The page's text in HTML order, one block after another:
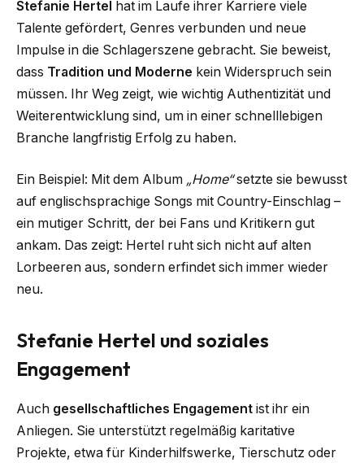
Stefanie Hertel hat im Laufe ihrer Karriere viele
Talente gefördert, Genres verbunden und neue
Impulse in die Schlagerszene gebracht. Sie beweist,
dass Tradition und Moderne kein Widerspruch sein
müssen. Ihr Weg zeigt, wie wichtig Authentizität und
Weiterentwicklung sind, um in einer schnelllebigen
Branche langfristig Erfolg zu haben.
Ein Beispiel: Mit dem Album „Home“setzte sie bewusst
auf englischsprachige Songs mit Country-Einschlag –
ein mutiger Schritt, der bei Fans und Kritikern gut
ankam. Das zeigt: Hertel ruht sich nicht auf alten
Lorbeeren aus, sondern erfindet sich immer wieder
neu.
Stefanie Hertel und soziales
Engagement
Auch gesellschaftliches Engagement ist ihr ein
Anliegen. Sie unterstützt regelmäßig karitative
Projekte, etwa für Kinderhilfswerke, Tierschutz oder